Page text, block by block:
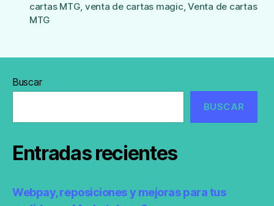
cartas MTG, venta de cartas magic,Venta de cartas
MTG
Buscar
BUSCAR
Entradas recientes
Webpay, reposiciones y mejoras para tus